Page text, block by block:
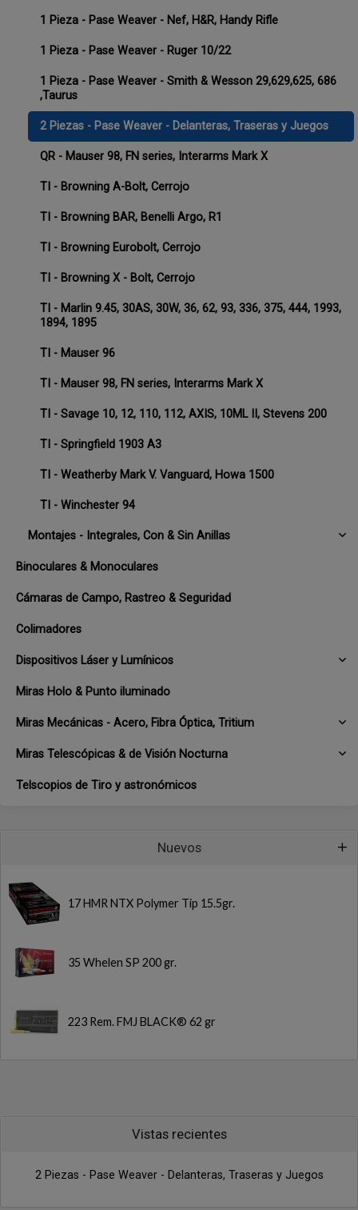
1 Pieza - Pase Weaver - Nef, H&R, Handy Rifle
1 Pieza - Pase Weaver - Ruger 10/22
1 Pieza - Pase Weaver - Smith & Wesson 29,629,625, 686
,Taurus
2 Piezas - Pase Weaver - Delanteras, Traseras y Juegos
QR - Mauser 98, FN series, Interarms Mark X
TI - Browning A-Bolt, Cerrojo
TI - Browning BAR, Benelli Argo, R1
TI - Browning Eurobolt, Cerrojo
TI - Browning X - Bolt, Cerrojo
TI - Marlin 9.45, 30AS, 30W, 36, 62, 93, 336, 375, 444, 1993,
1894, 1895
TI - Mauser 96
TI - Mauser 98, FN series, Interarms Mark X
TI - Savage 10, 12, 110, 112, AXIS, 10ML II, Stevens 200
TI - Springfield 1903 A3
TI - Weatherby Mark V. Vanguard, Howa 1500
TI - Winchester 94
Montajes - Integrales, Con & Sin Anillas
Binoculares & Monoculares
Cámaras de Campo, Rastreo & Seguridad
Colimadores
Dispositivos Láser y Lumínicos
Miras Holo & Punto iluminado
Miras Mecánicas - Acero, Fibra Óptica, Tritium
Miras Telescópicas & de Visión Nocturna
Telscopios de Tiro y astronómicos
Nuevos
17 HMR NTX Polymer Tip 15.5gr.
35 Whelen SP 200 gr.
223 Rem. FMJ BLACK® 62 gr
Vistas recientes
2 Piezas - Pase Weaver - Delanteras, Traseras y Juegos